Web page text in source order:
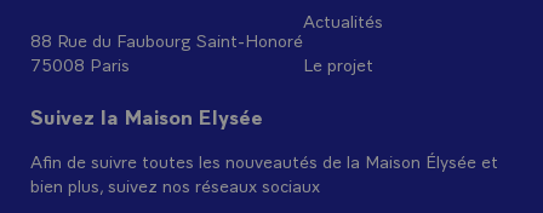
88 Rue du Faubourg Saint-Honoré
75008 Paris
Actualités
Le projet
Suivez la Maison Elysée
Afin de suivre toutes les nouveautés de la Maison Élysée et
bien plus, suivez nos réseaux sociaux